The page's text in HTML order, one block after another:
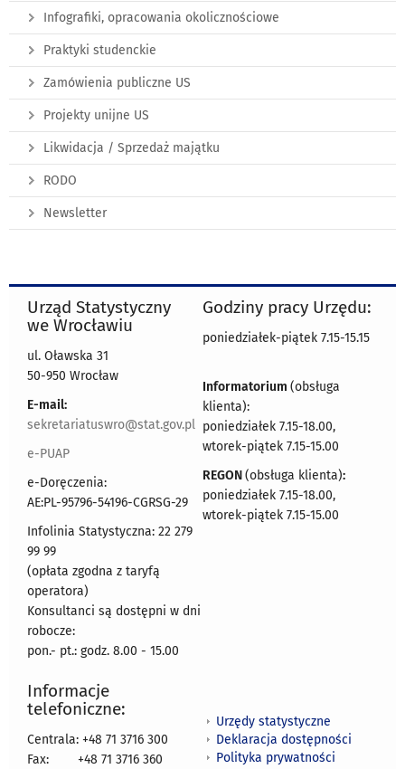
Infografiki, opracowania okolicznościowe
Praktyki studenckie
Zamówienia publiczne US
Projekty unijne US
Likwidacja / Sprzedaż majątku
RODO
Newsletter
Urząd Statystyczny
we Wrocławiu
ul. Oławska 31
50-950 Wrocław
E-mail:
sekretariatuswro@stat.gov.pl
e-PUAP
e-Doręczenia:
AE:PL-95796-54196-CGRSG-29
Infolinia Statystyczna: 22 279
99 99
(opłata zgodna z taryfą
operatora)
Konsultanci są dostępni w dni
robocze:
pon.- pt.: godz. 8.00 - 15.00
Godziny pracy Urzędu:
poniedziałek-piątek 7.15-15.15
Informatorium (obsługa
klienta):
poniedziałek 7.15-18.00,
wtorek-piątek 7.15-15.00
REGON(obsługa klienta):
poniedziałek 7.15-18.00,
wtorek-piątek 7.15-15.00
Informacje
telefoniczne:
Centrala: +48 71 3716 300
Fax:
+48 71 3716 360
Urzędy statystyczne
Deklaracja dostępności
Polityka prywatności